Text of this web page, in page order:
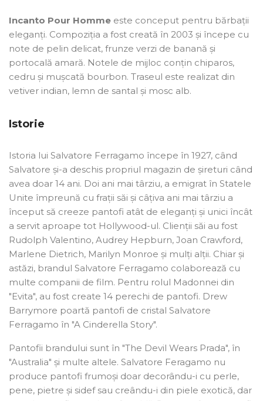
Incanto Pour Homme este conceput pentru bărbații
eleganți. Compoziția a fost creată în 2003 și începe cu
note de pelin delicat, frunze verzi de banană și
portocală amară. Notele de mijloc conțin chiparos,
cedru și mușcată bourbon. Traseul este realizat din
vetiver indian, lemn de santal și mosc alb.
Istorie
Istoria lui Salvatore Ferragamo începe în 1927, când
Salvatore și-a deschis propriul magazin de șireturi când
avea doar 14 ani. Doi ani mai târziu, a emigrat în Statele
Unite împreună cu frații săi și câțiva ani mai târziu a
început să creeze pantofi atât de eleganți și unici încât
a servit aproape tot Hollywood-ul. Clienții săi au fost
Rudolph Valentino, Audrey Hepburn, Joan Crawford,
Marlene Dietrich, Marilyn Monroe și mulți alții. Chiar și
astăzi, brandul Salvatore Ferragamo colaborează cu
multe companii de film. Pentru rolul Madonnei din
"Evita", au fost create 14 perechi de pantofi. Drew
Barrymore poartă pantofi de cristal Salvatore
Ferragamo în "A Cinderella Story".
Pantofii brandului sunt în "The Devil Wears Prada", în
"Australia" și multe altele. Salvatore Feragamo nu
produce pantofi frumoși doar decorându-i cu perle,
pene, pietre și sidef sau creându-i din piele exotică, dar